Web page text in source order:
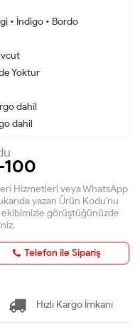
• İndigo • Bordo
Yoktur
dahil
dahil
100
Hizmetleri veya WhatsApp
yazan Ürün Kodu'nu
ekibimizle görüştüğünüzde
Telefon ile Sipariş
Hızlı Kargo İmkanı